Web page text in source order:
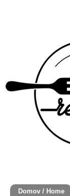
Domov / Home